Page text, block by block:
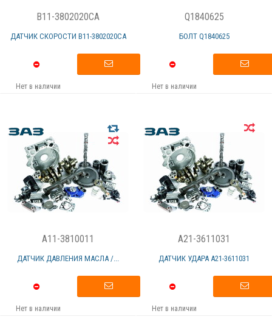
B11-3802020CA
ДАТЧИК СКОРОСТИ В11-3802020СА
Нет в наличии
Q1840625
БОЛТ Q1840625
Нет в наличии
A11-3810011
ДАТЧИК ДАВЛЕНИЯ МАСЛА /...
Нет в наличии
A21-3611031
ДАТЧИК УДАРА А21-3611031
Нет в наличии